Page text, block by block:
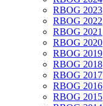
RBOG 2023
RBOG 2022
RBOG 2021
RBOG 2020
RBOG 2019
RBOG 2018
RBOG 2017
RBOG 2016
RBOG 2015